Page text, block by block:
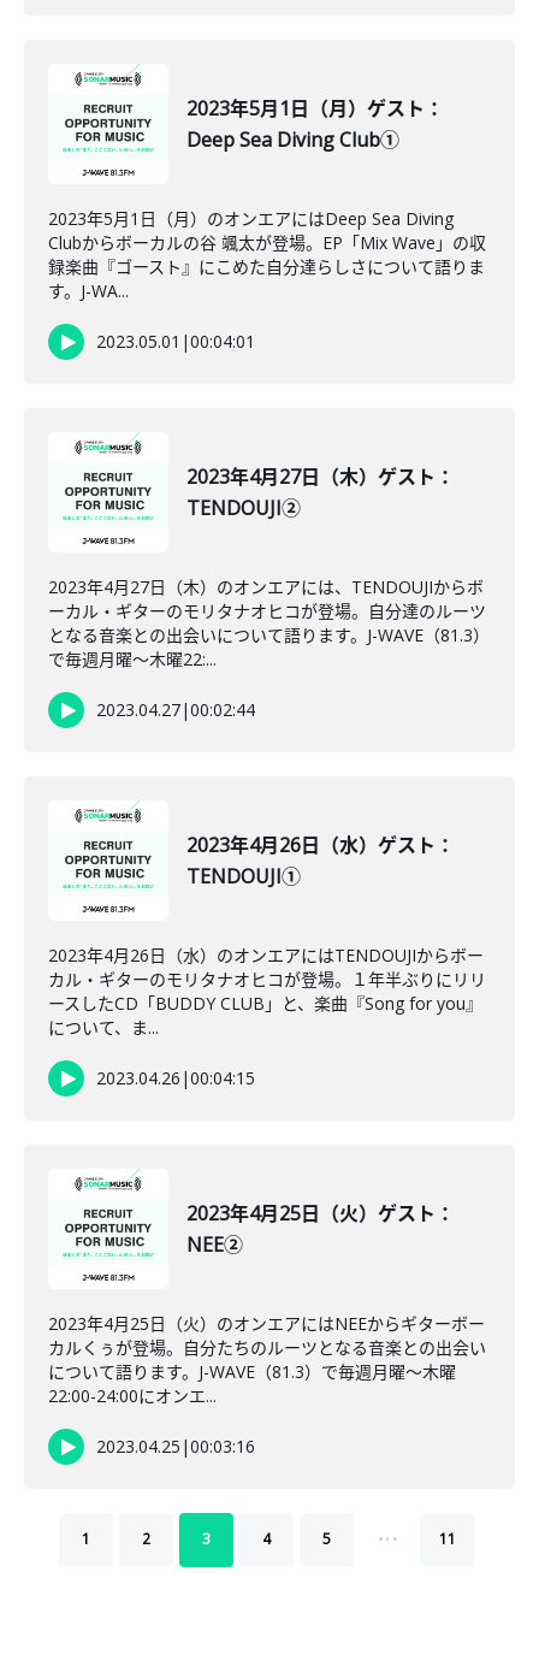
2023年5月1日（月）ゲスト：
Deep Sea Diving Club①
2023年5月1日（月）のオンエアにはDeep Sea Diving
Clubからボーカルの谷 颯太が登場。EP「Mix Wave」の収
録楽曲『ゴースト』にこめた自分達らしさについて語りま
す。J-WA...
2023.05.01 |00:04:01
2023年4月27日（木）ゲスト：
TENDOUJI②
2023年4月27日（木）のオンエアには、TENDOUJIからボ
ーカル・ギターのモリタナオヒコが登場。自分達のルーツ
となる音楽との出会いについて語ります。J-WAVE（81.3）
で毎週月曜～木曜22:...
2023.04.27|00:02:44
2023年4月26日（水）ゲスト：
TENDOUJI①
2023年4月26日（水）のオンエアにはTENDOUJIからボー
カル・ギターのモリタナオヒコが登場。１年半ぶりにリリ
ースしたCD「BUDDY CLUB」と、楽曲『Song for you』
について、ま...
2023.04.26 |00:04:15
2023年4月25日（火）ゲスト：
NEE②
2023年4月25日（火）のオンエアにはNEEからギターボー
カルくぅが登場。自分たちのルーツとなる音楽との出会い
について語ります。J-WAVE（81.3）で毎週月曜～木曜
22:00-24:00にオンエ...
2023.04.25 |00:03:16
1 2 3 4 5 … 11